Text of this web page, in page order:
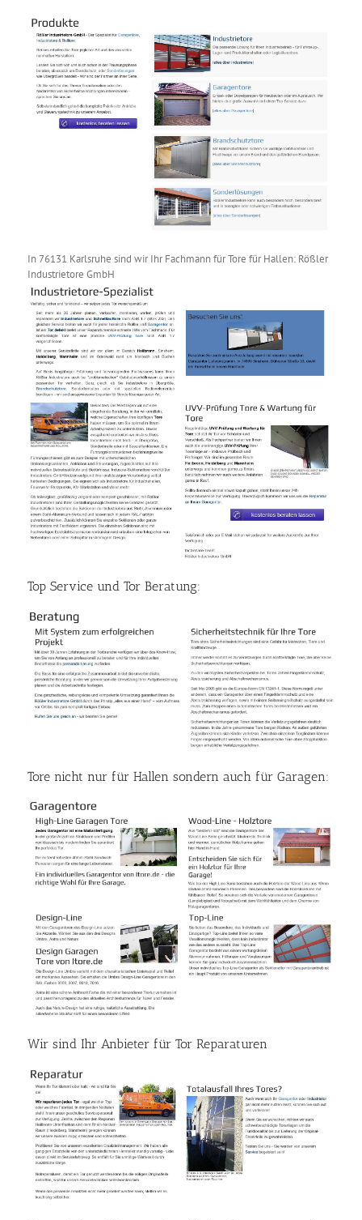
In 76131 Karlsruhe sind wir Ihr Fachmann für Tore für Hallen: Rößler
Industrietore GmbH
Top Service und Tor Beratung:
Tore nicht nur für Hallen sondern auch für Garagen:
Wir sind Ihr Anbieter für Tor Reparaturen